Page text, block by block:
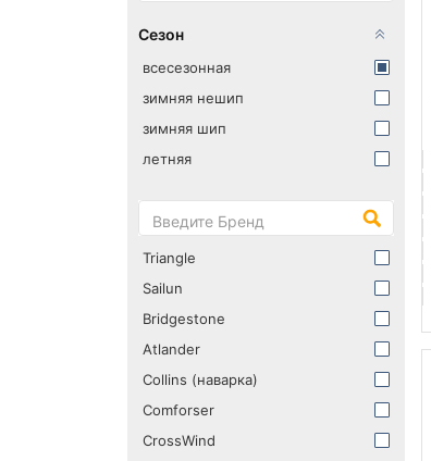
Сезон
всесезонная
зимняя нешип
зимняя шип
летняя
Triangle
Sailun
Bridgestone
Atlander
Collins (наварка)
Comforser
CrossWind